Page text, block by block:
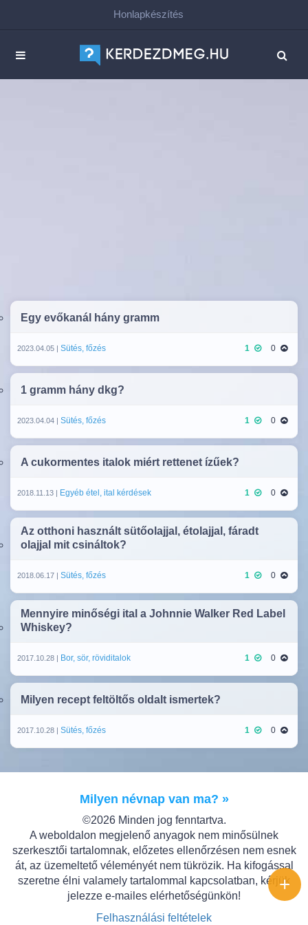
Honlapkészítés
Egy evőkanál hány gramm
2023.04.05 | Sütés, főzés 1 0
1 gramm hány dkg?
2023.04.04 | Sütés, főzés 1 0
A cukormentes italok miért rettenet ízűek?
2018.11.13 | Egyéb étel, ital kérdések 1 0
Az otthoni használt sütőolajjal, étolajjal, fáradt
olajjal mit csináltok?
2018.06.17 | Sütés, főzés 1 0
Mennyire minőségi ital a Johnnie Walker Red Label
Whiskey?
2017.10.28 | Bor, sör, röviditalok 1 0
Milyen recept feltöltős oldalt ismertek?
2017.10.28 | Sütés, főzés 1 0
Milyen névnap van ma? »
©2026 Minden jog fenntartva.
A weboldalon megjelenő anyagok nem minősülnek
szerkesztői tartalomnak, előzetes ellenőrzésen nem esnek
át, az üzemeltető véleményét nem tükrözik. Ha kifogással
szeretne élni valamely tartalommal kapcsolatban, kérjük
jelezze e-mailes elérhetőségünkön!
Felhasználási feltételek
+